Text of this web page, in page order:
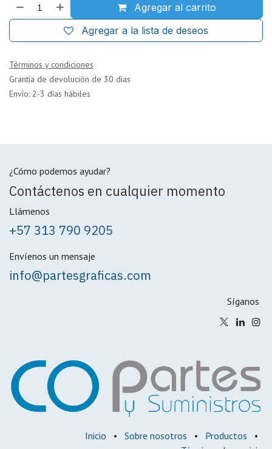
Agregar al carrito
Agregar a la lista de deseos
Términos y condiciones
Grantía de devolución de 30 días
Envío: 2-3 días hábiles
¿Cómo podemos ayudar?
Contáctenos en cualquier momento
Llámenos
+57 313 790 9205
Envíenos un mensaje
info@partesgraficas.com
Síganos
Inicio • Sobre nosotros • Productos
•